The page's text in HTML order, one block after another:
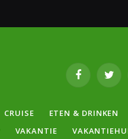
Facebook
CRUISE ETEN & DRINKEN
VAKANTIE